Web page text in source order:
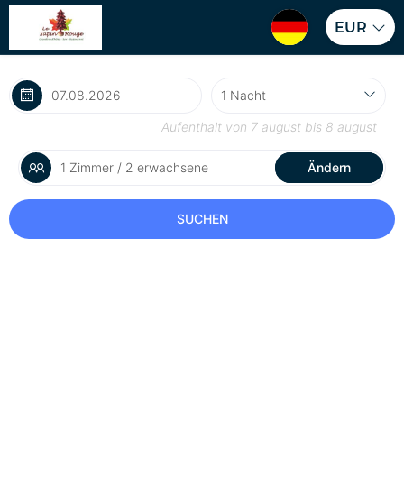
EUR
Aufenthalt von 7 august bis 8 august
1 Zimmer / 2 erwachsene Ändern